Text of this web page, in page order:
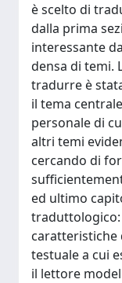
è scelto di
dalla prima
interessante
densa di temi.
tradurre è
il tema
personale di
altri temi
cercando di
ed ultimo
traduttologico:
caratteristiche
testuale a cui
il lettore